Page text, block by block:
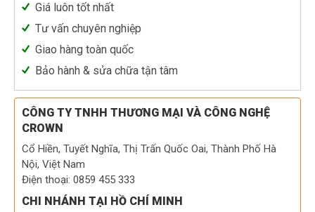
Giá luôn tốt nhất
Tư vấn chuyên nghiệp
Giao hàng toàn quốc
Bảo hành & sửa chữa tận tâm
CÔNG TY TNHH THƯƠNG MẠI VÀ CÔNG NGHỆ
CROWN
Cổ Hiền, Tuyết Nghĩa, Thị Trấn Quốc Oai, Thành Phố Hà
Nội, Việt Nam
Điện thoại: 0859 455 333
CHI NHÁNH TẠI HỒ CHÍ MINH